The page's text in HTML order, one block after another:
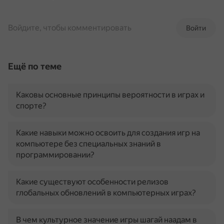
Войти
Войдите, чтобы комментировать
Ещё по теме
Каковы основные принципы вероятности в играх и
спорте?
Какие навыки можно освоить для создания игр на
компьютере без специальных знаний в
программировании?
Какие существуют особенности релизов
глобальных обновлений в компьютерных играх?
В чем культурное значение игры шагай наадам в